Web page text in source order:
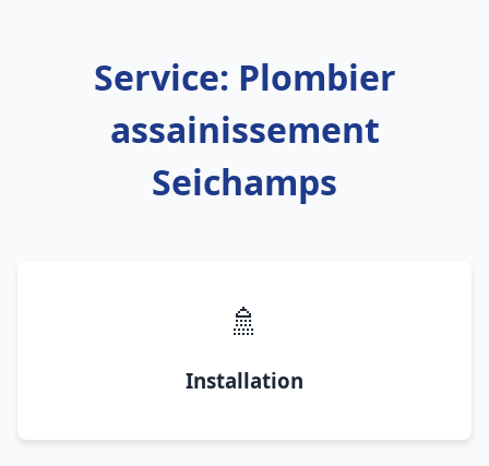
Service: Plombier
assainissement
Seichamps
🚿
Installation